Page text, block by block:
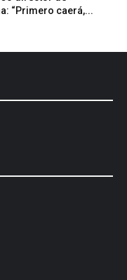
“Primero caerá,...